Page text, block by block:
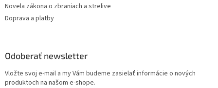
Novela zákona o zbraniach a strelive
Doprava a platby
Odoberať newsletter
Vložte svoj e-mail a my Vám budeme zasielať informácie o nových
produktoch na našom e-shope.